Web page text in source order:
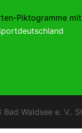
Piktogramme
Waldsee e. V..